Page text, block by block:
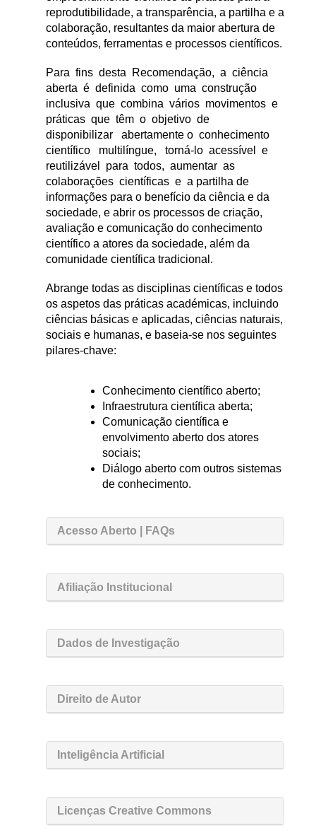
reprodutibilidade, a transparência, a partilha e a
colaboração, resultantes da maior abertura de
conteúdos, ferramentas e processos científicos.
Para fins desta Recomendação, a ciência
aberta é definida como uma construção
inclusiva que combina vários movimentos e
práticas que têm o objetivo de
disponibilizar abertamente o conhecimento
científico multilíngue, torná-lo acessível e
reutilizável para todos, aumentar as
colaborações científicas e a partilha de
informações para o benefício da ciência e da
sociedade, e abrir os processos de criação,
avaliação e comunicação do conhecimento
científico a atores da sociedade, além da
comunidade científica tradicional.
Abrange todas as disciplinas científicas e todos
os aspetos das práticas académicas, incluindo
ciências básicas e aplicadas, ciências naturais,
sociais e humanas, e baseia-se nos seguintes
pilares-chave:
Conhecimento científico aberto;
Infraestrutura científica aberta;
Comunicação científica e
envolvimento aberto dos atores
sociais;
Diálogo aberto com outros sistemas
de conhecimento.
Acesso Aberto | FAQs
Afiliação Institucional
Dados de Investigação
Direito de Autor
Inteligência Artificial
Licenças Creative Commons